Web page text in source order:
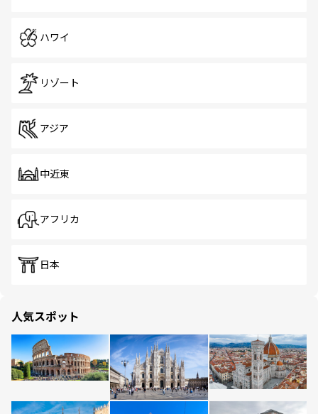
ハワイ
リゾート
アジア
中近東
アフリカ
日本
人気スポット